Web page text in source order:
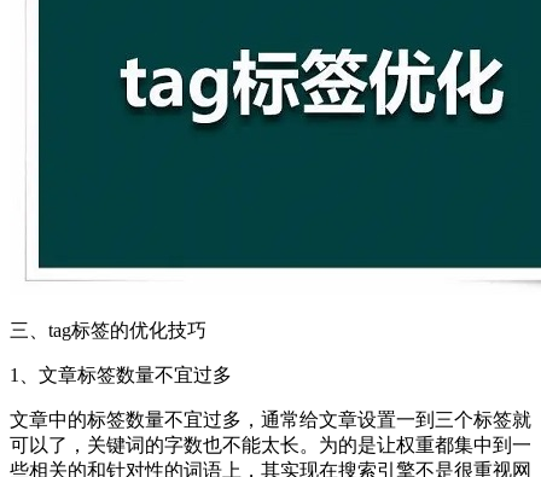
三、tag标签的优化技巧
1、文章标签数量不宜过多
文章中的标签数量不宜过多，通常给文章设置一到三个标签就
可以了，关键词的字数也不能太长。为的是让权重都集中到一
些相关的和针对性的词语上，其实现在搜索引擎不是很重视网